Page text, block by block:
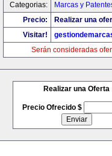
Categorias:
Marcas y
Precio:
Realizar una
Visitar!
Serán consideradas
Realizar una Oferta
Precio Ofrecido $